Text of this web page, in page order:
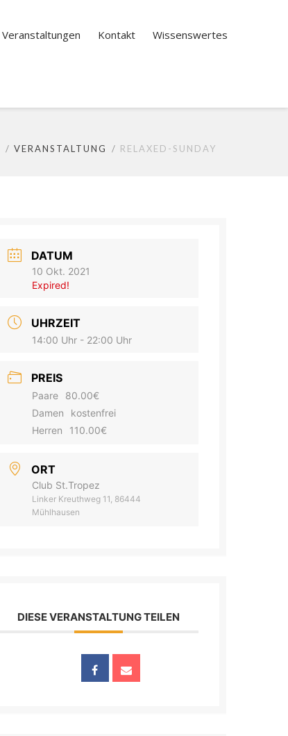
Veranstaltungen Kontakt Wissenswertes
VERANSTALTUNG RELAXED-SUNDAY
DATUM
10 Okt. 2021
Expired!
UHRZEIT
14:00 Uhr - 22:00 Uhr
PREIS
Paare
80.00€
Damen
kostenfrei
Herren
110.00€
ORT
Club St.Tropez
Linker Kreuthweg 11, 86444
Mühlhausen
DIESE VERANSTALTUNG TEILEN